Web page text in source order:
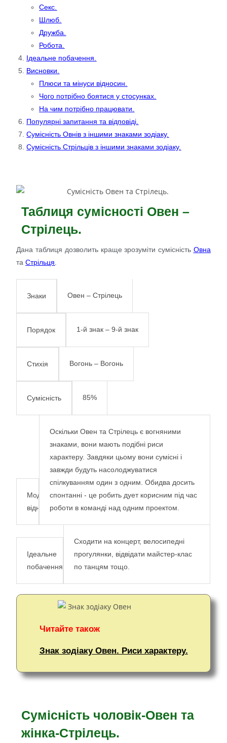
Секс.
Шлюб.
Дружба.
Робота.
Ідеальне побачення.
Висновки.
Плюси та мінуси відносин.
Чого потрібно боятися у стосунках.
На чим потрібно працювати.
Популярні запитання та відповіді.
Сумісність Овнів з іншими знаками зодіаку.
Сумісність Стрільців з іншими знаками зодіаку.
Таблиця сумісності Овен –
Стрілець.
Дана таблиця дозволить краще зрозуміти сумісність Овна
таСтрільця
Знаки Овен – Стрілець
Порядок 1-й знак – 9-й знак
Стихія Вогонь – Вогонь
Сумісність 85%
Модель
відносин
Оскільки Овен та Стрілець є вогняними
знаками, вони мають подібні риси
характеру. Завдяки цьому вони сумісні і
завжди будуть насолоджуватися
спілкуванням один з одним. Обидва досить
спонтанні - це робить дует корисним під час
роботи в команді над одним проектом.
Ідеальне
побачення
Сходити на концерт, велосипедні
прогулянки, відвідати майстер-клас
по танцям тощо.
Читайте також
Знак зодіаку Овен. Риси характеру.
Сумісність чоловік-Овен та
жінка-Стрілець.